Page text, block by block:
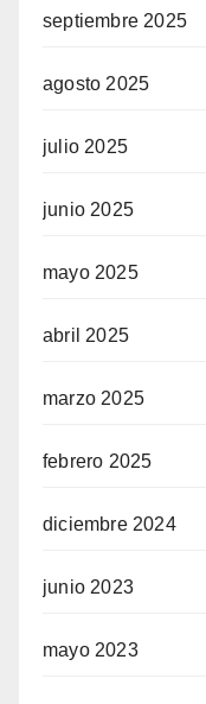
septiembre 2025
agosto 2025
julio 2025
junio 2025
mayo 2025
abril 2025
marzo 2025
febrero 2025
diciembre 2024
junio 2023
mayo 2023